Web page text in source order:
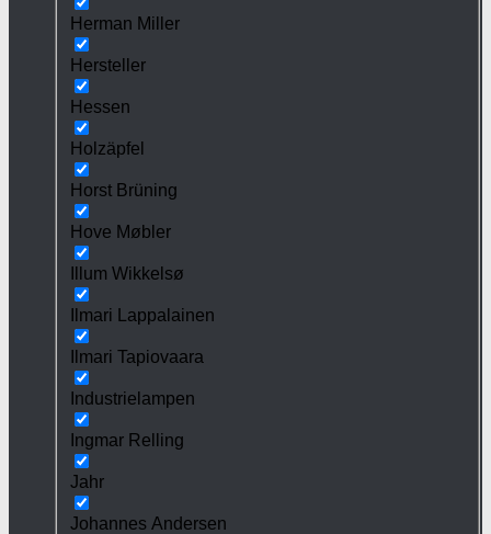
Herman Miller
Hersteller
Hessen
Holzäpfel
Horst Brüning
Hove Møbler
Illum Wikkelsø
Ilmari Lappalainen
Ilmari Tapiovaara
Industrielampen
Ingmar Relling
Jahr
Johannes Andersen